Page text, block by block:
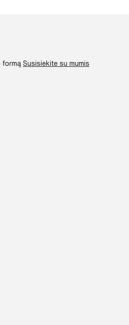
formą Susisiekite su mumis